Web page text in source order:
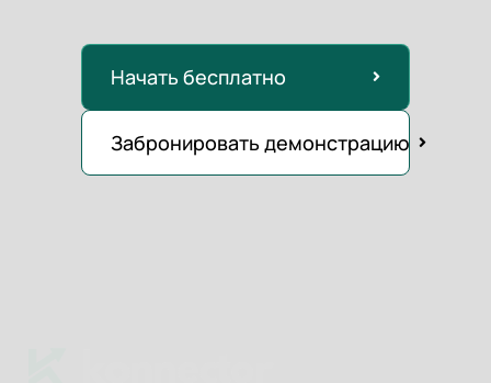
Начать бесплатно
Забронировать демонстрацию